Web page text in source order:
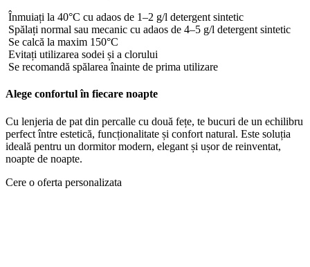
Înmuiați la 40°C cu adaos de 1–2 g/l detergent sintetic
Spălați normal sau mecanic cu adaos de 4–5 g/l detergent sintetic
Se calcă la maxim 150°C
Evitați utilizarea sodei și a clorului
Se recomandă spălarea înainte de prima utilizare
Alege confortul în fiecare noapte
Cu lenjeria de pat din percalle cu două fețe, te bucuri de un echilibru
perfect între estetică, funcționalitate și confort natural. Este soluția
ideală pentru un dormitor modern, elegant și ușor de reinventat,
noapte de noapte.
Cere o oferta personalizata